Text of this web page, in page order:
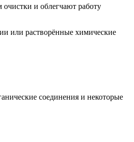
и облегчают работу
или растворённые химические
соединения и некоторые